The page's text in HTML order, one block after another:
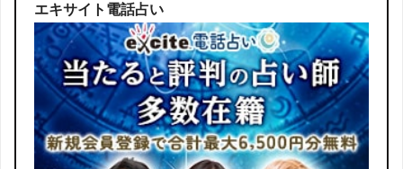
エキサイト電話占い